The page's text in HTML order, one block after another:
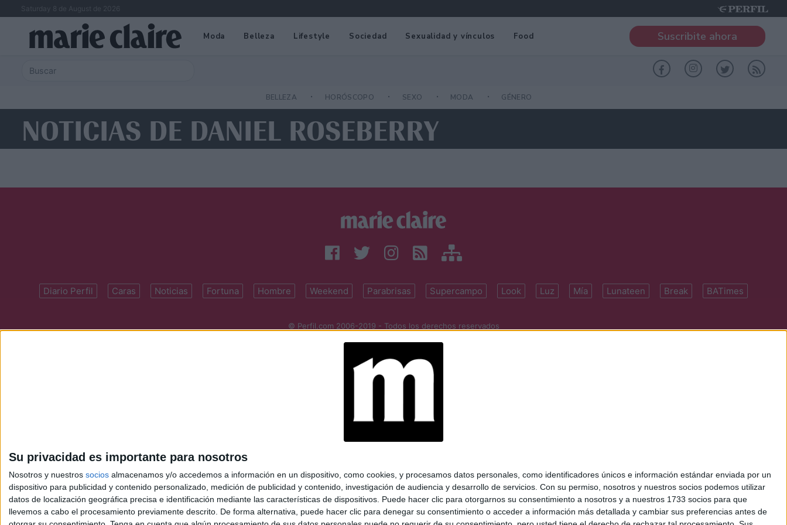
Su privacidad es importante para nosotros
Nosotros y nuestros socios almacenamos y/o accedemos a información en un dispositivo, como cookies, y procesamos datos personales, como identificadores únicos e información estándar enviada por un
dispositivo para publicidad y contenido personalizado, medición de publicidad y contenido, investigación de audiencia y desarrollo de servicios. Con su permiso, nosotros y nuestros socios podemos utilizar
datos de localización geográfica precisa e identificación mediante las características de dispositivos. Puede hacer clic para otorgarnos su consentimiento a nosotros y a nuestros 1733 socios para que
llevemos a cabo el procesamiento previamente descrito. De forma alternativa, puede hacer clic para denegar su consentimiento o acceder a información más detallada y cambiar sus preferencias antes de
Saturday 8 de August de 2026
Moda Belleza Lifestyle Sociedad Sexualidad y vínculos Food Suscribite ahora
BELLEZA HORÓSCOPO SEXO MODA GÉNERO
NOTICIAS DE DANIEL ROSEBERRY
Diario Perfil Caras Noticias Fortuna Hombre Weekend Parabrisas Supercampo Look Luz Mía Lunateen Break BATimes
© Perfil.com 2006-2019 - Todos los derechos reservados
perfilcom@perfil.com| Propietario: Diario Perfil S.A.